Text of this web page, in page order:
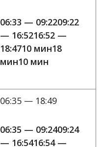
06:33 — 09:2209:22
— 16:5216:52 —
18:4710 мин18
мин10 мин
06:35 — 18:49
06:35 — 09:2409:24
— 16:5416:54 —